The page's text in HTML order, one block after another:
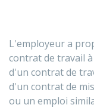
L'employeur a
contrat de travail
d'un contrat de
d'un contrat de
ou un emploi